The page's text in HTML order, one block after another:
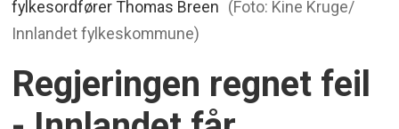
fylkesordfører Thomas Breen (Foto: Kine Kruge/
Innlandet fylkeskommune)
Regjeringen regnet feil